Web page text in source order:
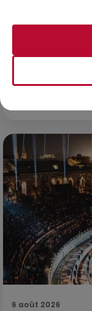
7 août 2026
6 août 2026